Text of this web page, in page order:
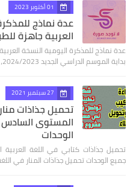
01 أكتوبر 2023
عدة نماذج
العربية جاهزة
عدة نماذج للمذكرة اليومية النسخة
بداية الموسم الدراسي الجديد 2024/2023، والذي سيشهد …
27 سبتمبر 2021
تحميل جذاذات
المستوى
الوحدات
تحميل جذاذات كتابي في اللغة
جميع الوحدات تحميل جذاذات المنار في